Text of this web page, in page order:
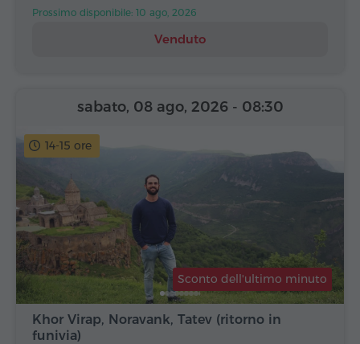
Prossimo disponibile: 10 ago, 2026
Venduto
14-15 ore
Khor Virap, Noravank, Tatev (ritorno in
funivia)
Sconto dell'ultimo minuto
sabato, 08 ago, 2026 - 08:30